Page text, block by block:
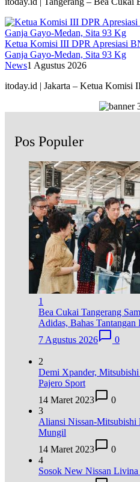
Ketua Komisi III DPR Apresiasi
Ganja Gayo-Medan, Sita 93 Kg
News1 Agustus 2026
itoday.id | Jakarta – Ketua
Pos Populer
1
Bea Cukai Tangerang
Adidas, Bahas Tantangan
7 Agustus 2026
0
2
Demi Xpander,
Pajero Sport
14 Maret 2023
0
3
Aliansi Nissan-
Mungil
14 Maret 2023
0
4
Sosok New Nissan